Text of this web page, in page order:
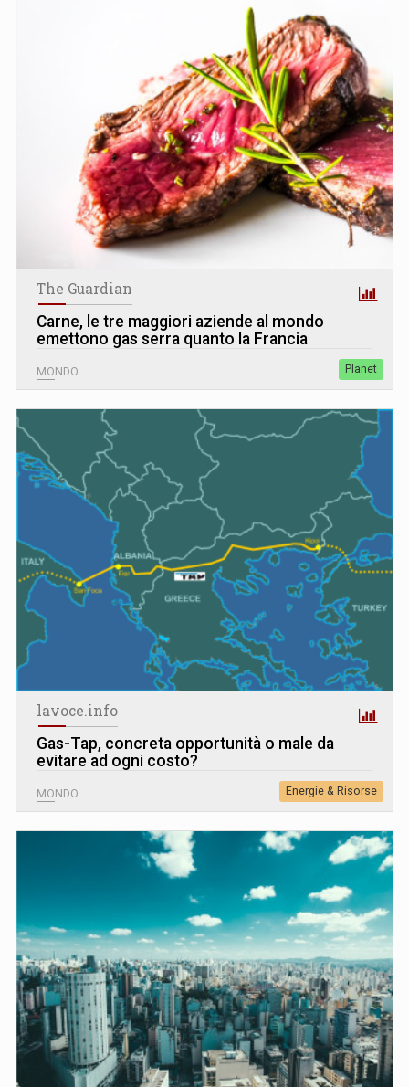
The Guardian
Carne, le tre maggiori aziende al mondo
emettono gas serra quanto la Francia
MONDO Planet
lavoce.info
Gas-Tap, concreta opportunità o male da
evitare ad ogni costo?
MONDO Energie & Risorse